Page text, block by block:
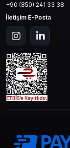
+90 (850) 241 33 38
İletişim E-Posta